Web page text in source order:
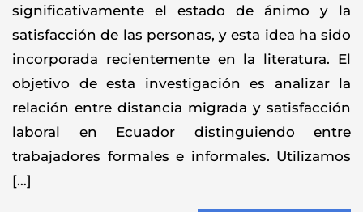
significativamente el estado de ánimo y la
satisfacción de las personas, y esta idea ha sido
incorporada recientemente en la literatura. El
objetivo de esta investigación es analizar la
relación entre distancia migrada y satisfacción
laboral en Ecuador distinguiendo entre
trabajadores formales e informales. Utilizamos
[…]